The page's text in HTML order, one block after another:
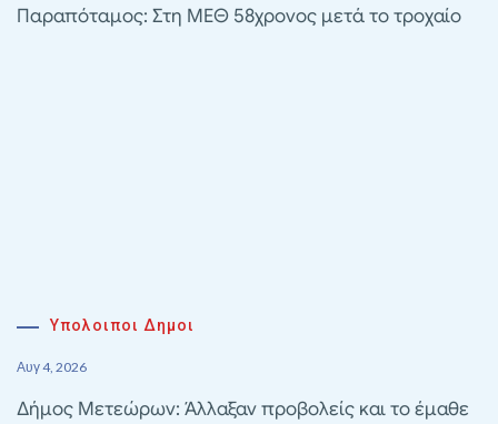
Παραπόταμος: Στη ΜΕΘ 58χρονος μετά το τροχαίο
Υπολοιποι Δημοι
Αυγ 4, 2026
Δήμος Μετεώρων: Άλλαξαν προβολείς και το έμαθε